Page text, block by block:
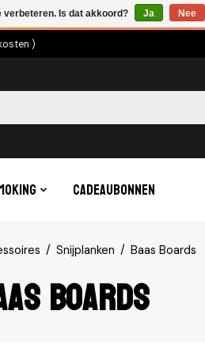
)
Cadeaubonnen
/ Snijplanken / Baas Boards
Boards
verbeteren. Is dat akkoord? Ja Nee